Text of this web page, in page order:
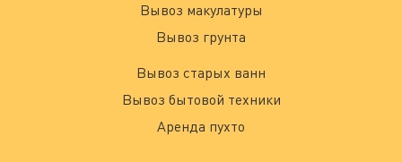
Вывоз макулатуры
Вывоз грунта
Вывоз старых ванн
Вывоз бытовой техники
Аренда пухто